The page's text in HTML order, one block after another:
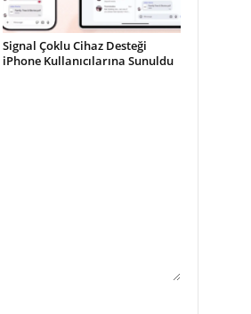
Signal Çoklu Cihaz Desteği
iPhone Kullanıcılarına Sunuldu